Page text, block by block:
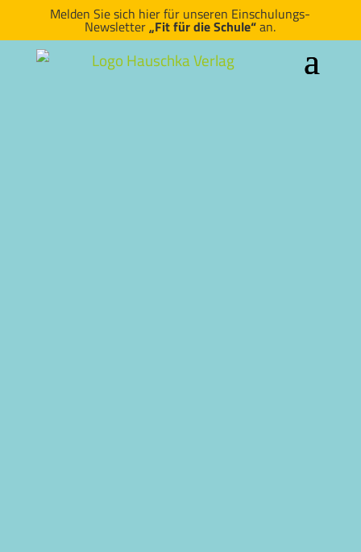
Melden Sie sich hier für unseren Einschulungs-
Newsletter„Fit für die Schule“an.